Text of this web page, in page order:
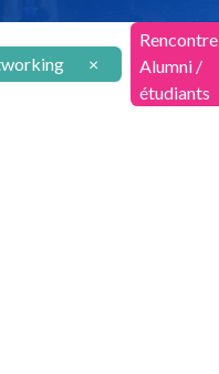
×
Rencontre
Alumni /
étudiants